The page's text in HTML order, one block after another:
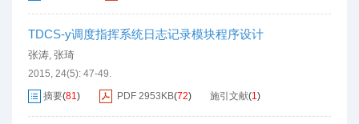
TDCS-y调度指挥系统日志记录模块程序设计
张涛 张琦
2015, 24(5): 47-49.
摘要(81 ) PDF 2953KB(72) 施引文献(1 )